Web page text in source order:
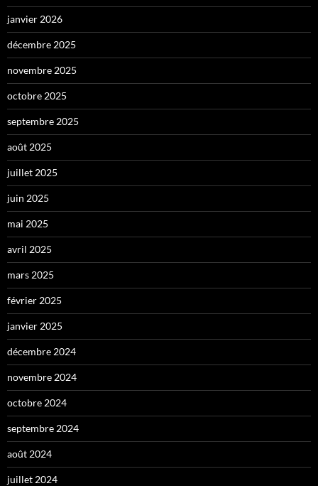
janvier 2026
décembre 2025
novembre 2025
octobre 2025
septembre 2025
août 2025
juillet 2025
juin 2025
mai 2025
avril 2025
mars 2025
février 2025
janvier 2025
décembre 2024
novembre 2024
octobre 2024
septembre 2024
août 2024
juillet 2024